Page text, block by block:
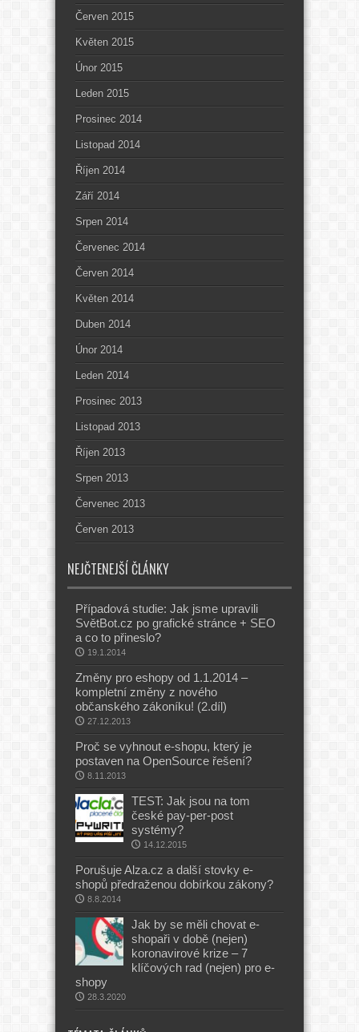
Červen 2015
Květen 2015
Únor 2015
Leden 2015
Prosinec 2014
Listopad 2014
Říjen 2014
Září 2014
Srpen 2014
Červenec 2014
Červen 2014
Květen 2014
Duben 2014
Únor 2014
Leden 2014
Prosinec 2013
Listopad 2013
Říjen 2013
Srpen 2013
Červenec 2013
Červen 2013
NEJČTENEJŠÍ ČLÁNKY
Případová studie: Jak jsme upravili
SvětBot.cz po grafické stránce + SEO
a co to přineslo?
19.1.2014
Změny pro eshopy od 1.1.2014 –
kompletní změny z nového
občanského zákoníku! (2.díl)
27.12.2013
Proč se vyhnout e-shopu, který je
postaven na OpenSource řešení?
8.11.2013
TEST: Jak jsou na tom
české pay-per-post
systémy?
14.12.2015
Porušuje Alza.cz a další stovky e-
shopů předraženou dobírkou zákony?
8.8.2014
Jak by se měli chovat e-
shopaři v době (nejen)
koronavirové krize – 7
klíčových rad (nejen) pro e-
shopy
28.3.2020